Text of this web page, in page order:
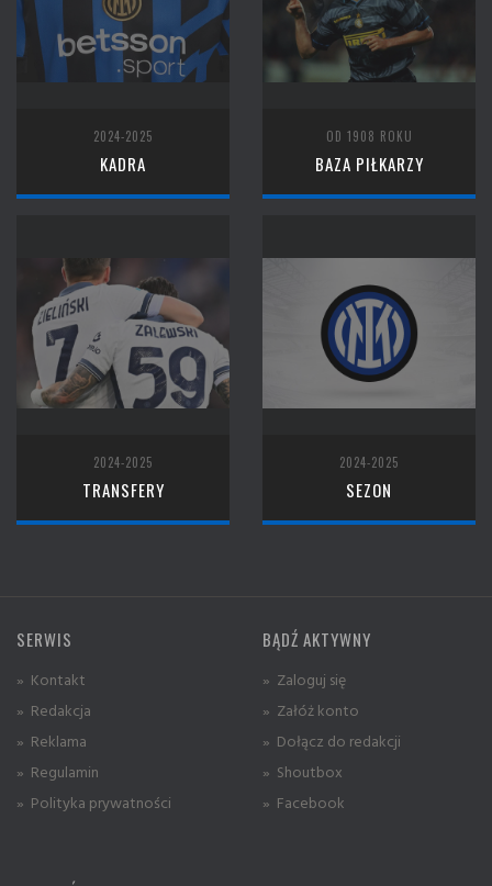
2024-2025
KADRA
OD 1908 ROKU
BAZA PIŁKARZY
2024-2025
TRANSFERY
2024-2025
SEZON
SERWIS
» Kontakt
» Redakcja
» Reklama
» Regulamin
» Polityka prywatności
BĄDŹ AKTYWNY
» Zaloguj się
» Załóż konto
» Dołącz do redakcji
» Shoutbox
» Facebook